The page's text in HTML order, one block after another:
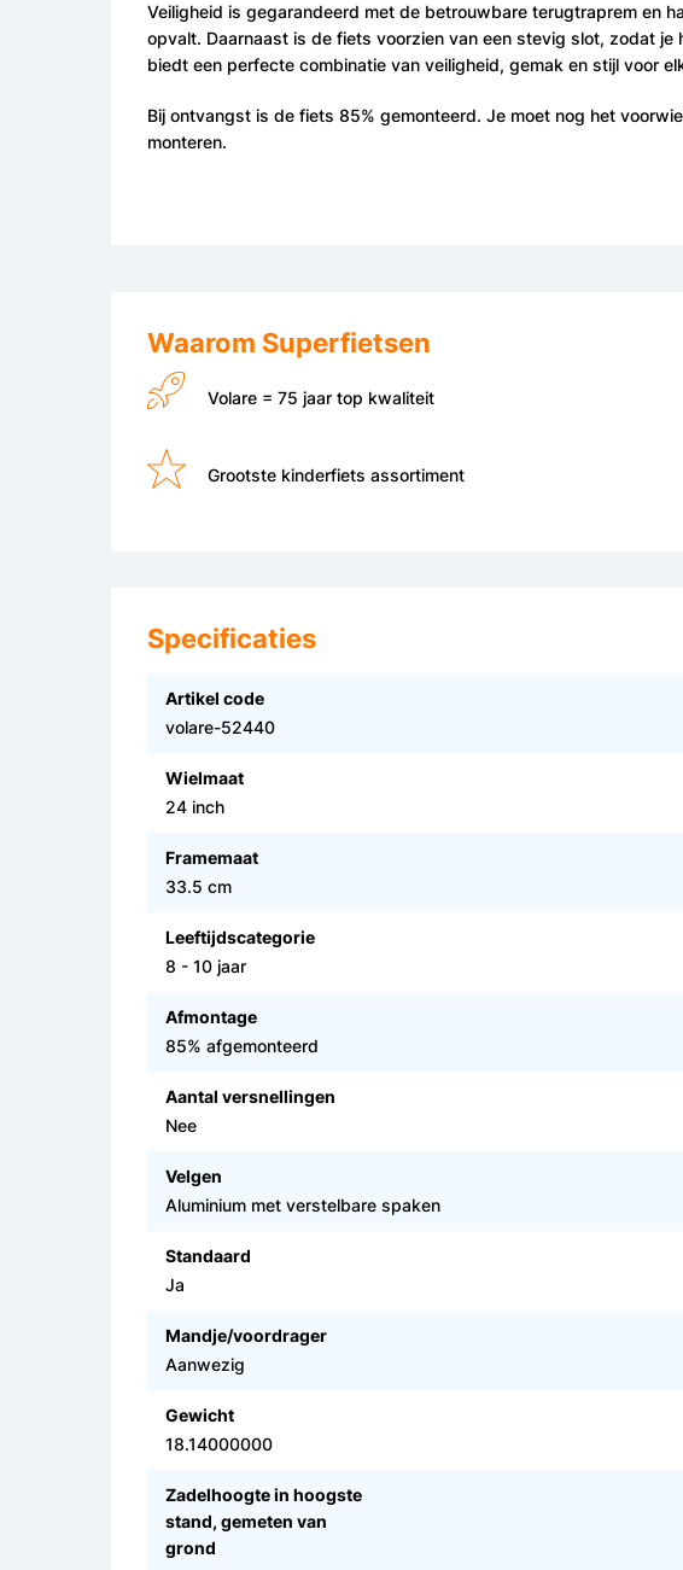
Waarom Superfietsen
Volare = 75 jaar top kwaliteit
Grootste kinderfiets assortiment
Veiligheid is gegarandeerd met de betrouwbare terugtraprem en
opvalt. Daarnaast is de fiets voorzien van een stevig slot, zodat
biedt een perfecte combinatie van veiligheid, gemak en stijl voor
Bij ontvangst is de fiets 85% gemonteerd. Je moet nog het
monteren.
Specificaties
Artikel code
volare-52440
Wielmaat
24 inch
Framemaat
33.5 cm
Leeftijdscategorie
8 - 10 jaar
Afmontage
85% afgemonteerd
Aantal versnellingen
Nee
Velgen
Aluminium met verstelbare spaken
Standaard
Ja
Mandje/voordrager
Aanwezig
Gewicht
18.14000000
Zadelhoogte in hoogste
stand, gemeten van
grond